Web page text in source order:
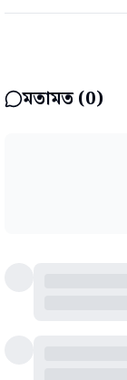
মতামত (0)